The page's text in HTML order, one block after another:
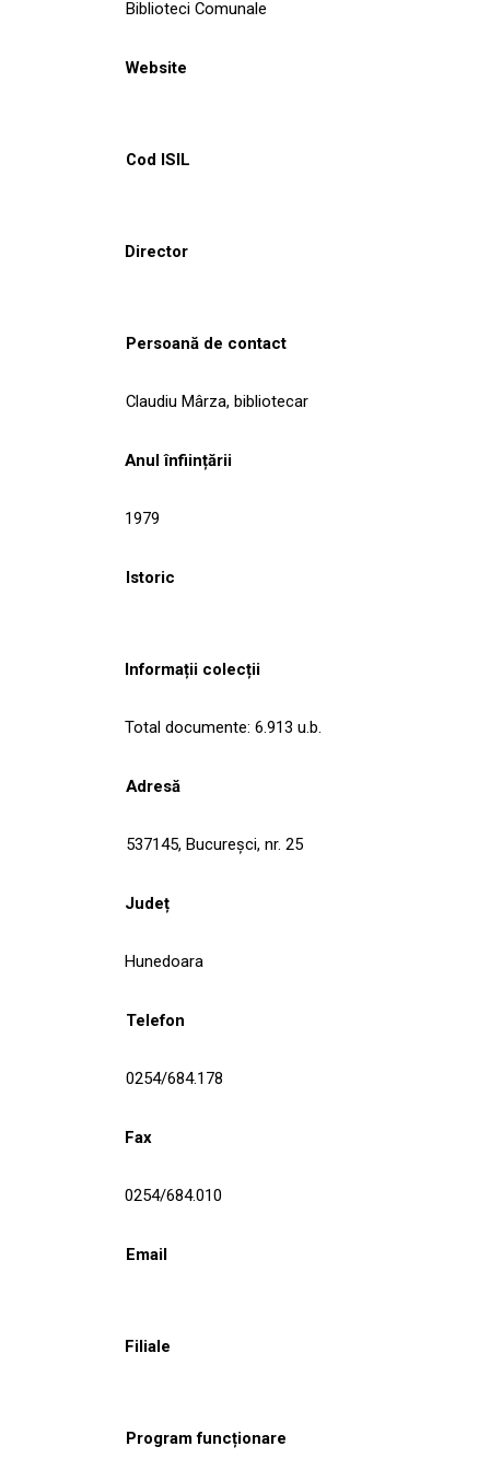
Biblioteci Comunale
Website
Cod ISIL
Director
Persoană de contact
Claudiu Mârza, bibliotecar
Anul înființării
1979
Istoric
Informații colecții
Total documente: 6.913 u.b.
Adresă
537145, Bucureşci, nr. 25
Județ
Hunedoara
Telefon
0254/684.178
Fax
0254/684.010
Email
Filiale
Program funcționare